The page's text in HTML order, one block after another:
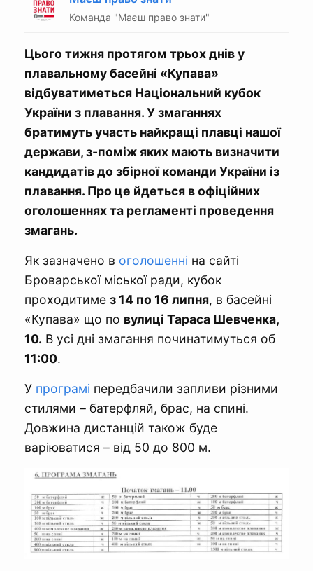
Команда "Маєш право знати"
Цього тижня протягом трьох днів у
плавальному басейні «Купава»
відбуватиметься Національний кубок
України з плавання. У змаганнях
братимуть участь найкращі плавці нашої
держави, з-поміж яких мають визначити
кандидатів до збірної команди України із
плавання. Про це йдеться в офіційних
оголошеннях та регламенті проведення
змагань.
Як зазначено в оголошенні на сайті
Броварської міської ради, кубок
проходитиме з 14 по 16 липня, в басейні
«Купава» що по вулиці Тараса Шевченка,
10. В усі дні змагання починатимуться об
11:00.
У програмі передбачили запливи різними
стилями – батерфляй, брас, на спині.
Довжина дистанцій також буде
варіюватися – від 50 до 800 м.